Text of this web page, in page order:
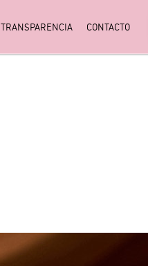
TRANSPARENCIA CONTACTO